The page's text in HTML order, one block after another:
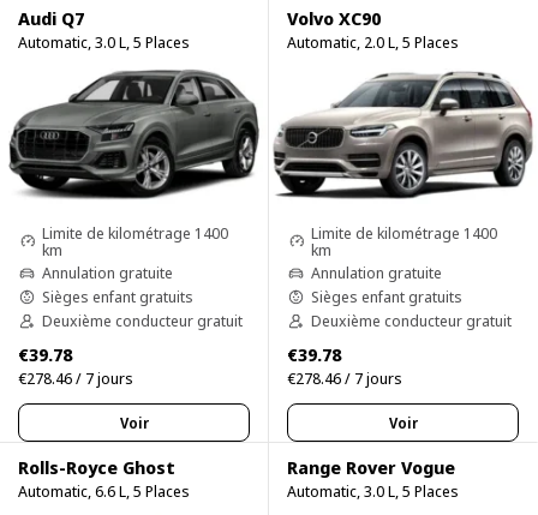
Audi Q7
Automatic, 3.0 L, 5 Places
Limite de kilométrage 1400
km
Annulation gratuite
Sièges enfant gratuits
Deuxième conducteur gratuit
€39.78
€278.46 / 7 jours
Voir
Volvo XC90
Automatic, 2.0 L, 5 Places
Limite de kilométrage 1400
km
Annulation gratuite
Sièges enfant gratuits
Deuxième conducteur gratuit
€39.78
€278.46 / 7 jours
Voir
Rolls-Royce Ghost
Automatic, 6.6 L, 5 Places
Range Rover Vogue
Automatic, 3.0 L, 5 Places